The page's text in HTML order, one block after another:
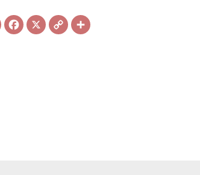
Line Facebook
X Copy
Link